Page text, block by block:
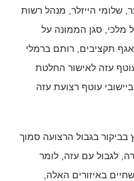
שלומי הייזלר, מנהל רשות
מלכי, סגן הממונה על
תקציבים, רותם ברמלי
עזה לאישור החלטת
עוטף רצועת עזה
בגבול הרצועה סמוך
לגבול עם עזה, לומר
באיזורים האלה,